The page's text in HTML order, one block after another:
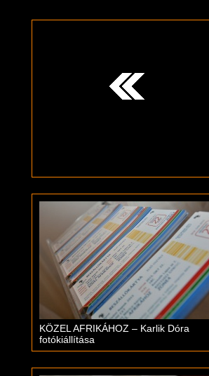
KÖZEL AFRIKÁHOZ – Karlik Dóra
fotókiállítása